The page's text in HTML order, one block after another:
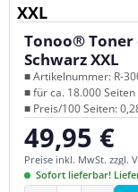
XXL
Tonoo® Toner
Schwarz XXL
■ Artikelnummer: R-
■ für ca. 18.000 Seiten
■ Preis/100 Seiten:
Regulärer Preis:
49,95 €
Preise inkl. MwSt. zzgl.
Sofort lieferbar!